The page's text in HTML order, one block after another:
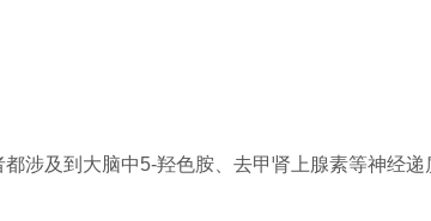
涉及到大脑中5-羟色胺、去甲肾上腺素等神经